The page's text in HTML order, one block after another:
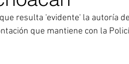
resulta 'evidente' la autoría
que mantiene con la